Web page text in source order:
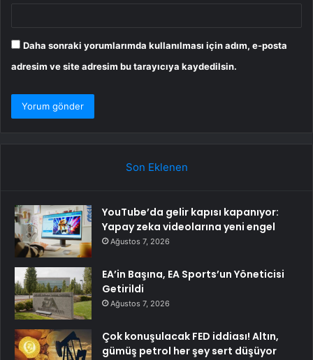
Daha sonraki yorumlarımda kullanılması için adım, e-posta
adresim ve site adresim bu tarayıcıya kaydedilsin.
Son Eklenen
YouTube’da gelir kapısı kapanıyor:
Yapay zeka videolarına yeni engel
Ağustos 7, 2026
EA’in Başına, EA Sports’un Yöneticisi
Getirildi
Ağustos 7, 2026
Çok konuşulacak FED iddiası! Altın,
gümüş petrol her şey sert düşüyor